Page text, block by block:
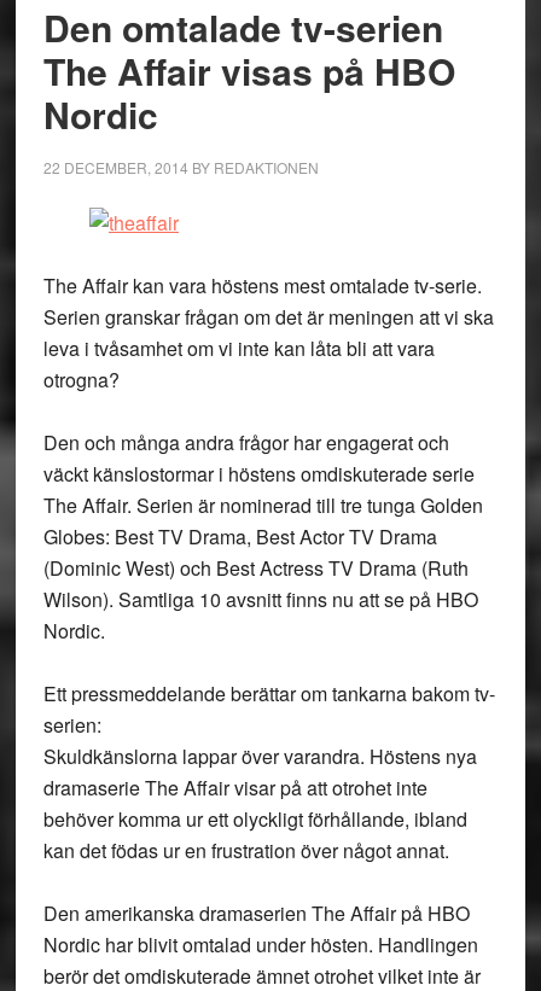
Den omtalade tv-serien
The Affair visas på HBO
Nordic
22 DECEMBER, 2014 BY REDAKTIONEN
The Affair kan vara höstens mest omtalade tv-serie.
Serien granskar frågan om det är meningen att vi ska
leva i tvåsamhet om vi inte kan låta bli att vara
otrogna?
Den och många andra frågor har engagerat och
väckt känslostormar i höstens omdiskuterade serie
The Affair. Serien är nominerad till tre tunga Golden
Globes: Best TV Drama, Best Actor TV Drama
(Dominic West) och Best Actress TV Drama (Ruth
Wilson). Samtliga 10 avsnitt finns nu att se på HBO
Nordic.
Ett pressmeddelande berättar om tankarna bakom tv-
serien:
Skuldkänslorna lappar över varandra. Höstens nya
dramaserie The Affair visar på att otrohet inte
behöver komma ur ett olyckligt förhållande, ibland
kan det födas ur en frustration över något annat.
Den amerikanska dramaserien The Affair på HBO
Nordic har blivit omtalad under hösten. Handlingen
berör det omdiskuterade ämnet otrohet vilket inte är